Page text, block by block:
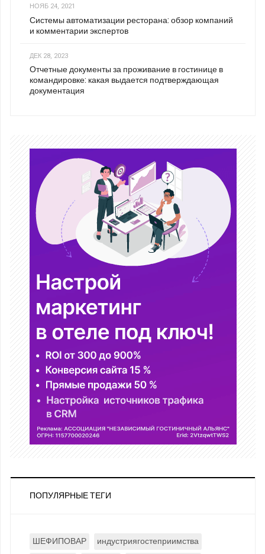
НОЯБ 24, 2021
Системы автоматизации ресторана: обзор компаний
и комментарии экспертов
ДЕК 28, 2023
Отчетные документы за проживание в гостинице в
командировке: какая выдается подтверждающая
документация
ПОПУЛЯРНЫЕ ТЕГИ
ШЕФИПОВАР
индустриягостеприимства